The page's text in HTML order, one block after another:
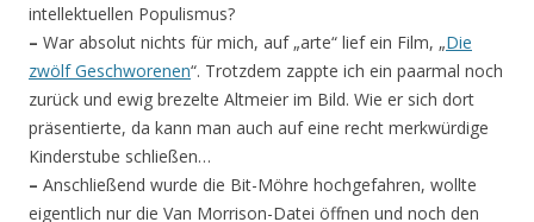
intellektuellen Populismus?
– War absolut nichts für mich, auf „arte“ lief ein Film, „Die
zwölf Geschworenen“. Trotzdem zappte ich ein paarmal noch
zurück und ewig brezelte Altmeier im Bild. Wie er sich dort
präsentierte, da kann man auch auf eine recht merkwürdige
Kinderstube schließen…
– Anschließend wurde die Bit-Möhre hochgefahren, wollte
eigentlich nur die Van Morrison-Datei öffnen und noch den